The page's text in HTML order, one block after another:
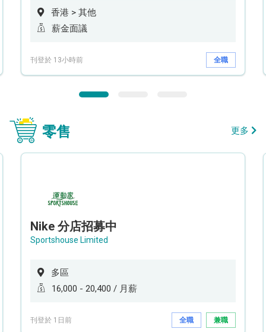
香港 > 其他
薪金面議
刊登於 13小時前 全職
零售 更多
Nike 分店招募中
Sportshouse Limited
多區
16,000 - 20,400 / 月薪
刊登於 1日前 全職 兼職